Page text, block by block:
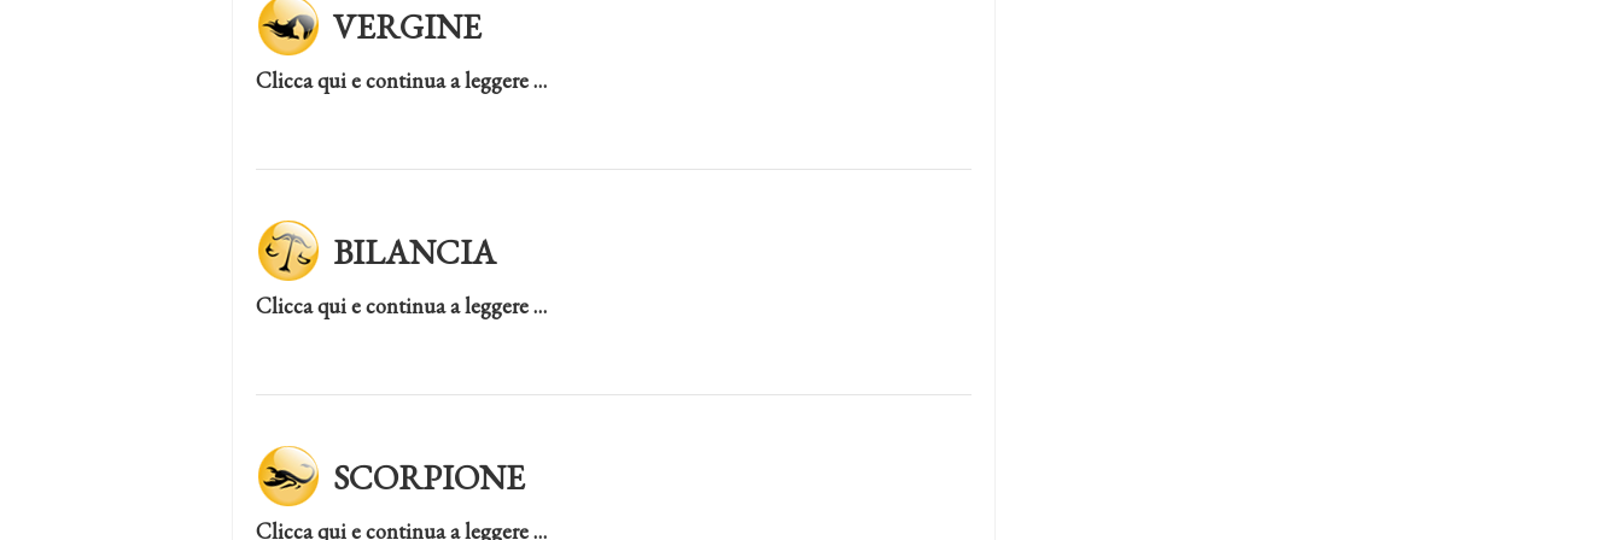
VERGINE
Clicca qui e continua a leggere …
BILANCIA
Clicca qui e continua a leggere …
SCORPIONE
Clicca qui e continua a leggere …